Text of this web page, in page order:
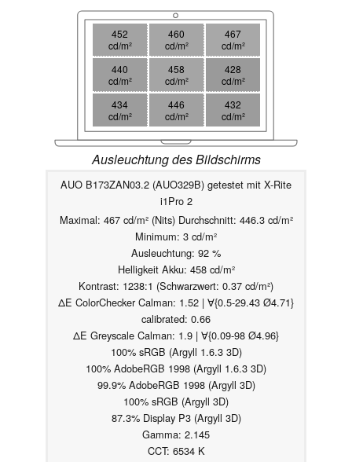
452
cd/m²
460
cd/m²
467
cd/m²
440
cd/m²
458
cd/m²
428
cd/m²
434
cd/m²
446
cd/m²
432
cd/m²
Ausleuchtung des Bildschirms
AUO B173ZAN03.2 (AUO329B) getestet mit X-Rite
i1Pro 2
Maximal: 467 cd/m² (Nits) Durchschnitt: 446.3 cd/m²
Minimum: 3 cd/m²
Ausleuchtung: 92 %
Helligkeit Akku: 458 cd/m²
Kontrast: 1238:1 (Schwarzwert: 0.37 cd/m²)
ΔE ColorChecker Calman: 1.52 | ∀{0.5-29.43 Ø4.71}
calibrated: 0.66
ΔE Greyscale Calman: 1.9 | ∀{0.09-98 Ø4.96}
100% sRGB (Argyll 1.6.3 3D)
100% AdobeRGB 1998 (Argyll 1.6.3 3D)
99.9% AdobeRGB 1998 (Argyll 3D)
100% sRGB (Argyll 3D)
87.3% Display P3 (Argyll 3D)
Gamma: 2.145
CCT: 6534 K